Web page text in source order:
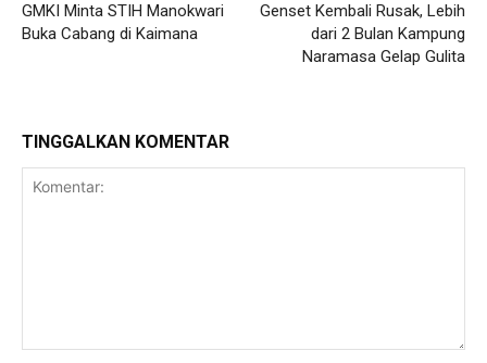
GMKI Minta STIH Manokwari
Buka Cabang di Kaimana
Genset Kembali Rusak, Lebih
dari 2 Bulan Kampung
Naramasa Gelap Gulita
TINGGALKAN KOMENTAR